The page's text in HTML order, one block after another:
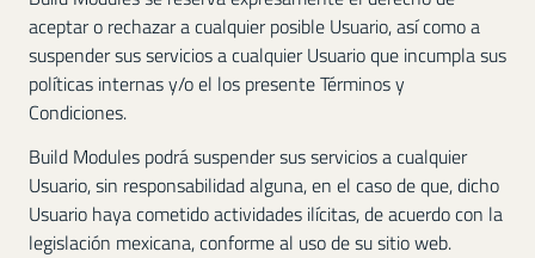
aceptar o rechazar a cualquier posible Usuario, así como a
suspender sus servicios a cualquier Usuario que incumpla sus
políticas internas y/o el los presente Términos y
Condiciones.
Build Modules podrá suspender sus servicios a cualquier
Usuario, sin responsabilidad alguna, en el caso de que, dicho
Usuario haya cometido actividades ilícitas, de acuerdo con la
legislación mexicana, conforme al uso de su sitio web.